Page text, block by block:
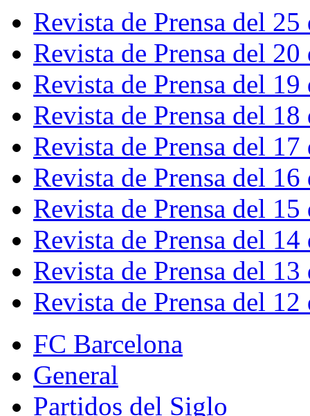
Revista de Prensa del
Revista de Prensa del
Revista de Prensa del
Revista de Prensa del
Revista de Prensa del
Revista de Prensa del
Revista de Prensa del
Revista de Prensa del
Revista de Prensa del
Revista de Prensa del
FC Barcelona
General
Partidos del Siglo